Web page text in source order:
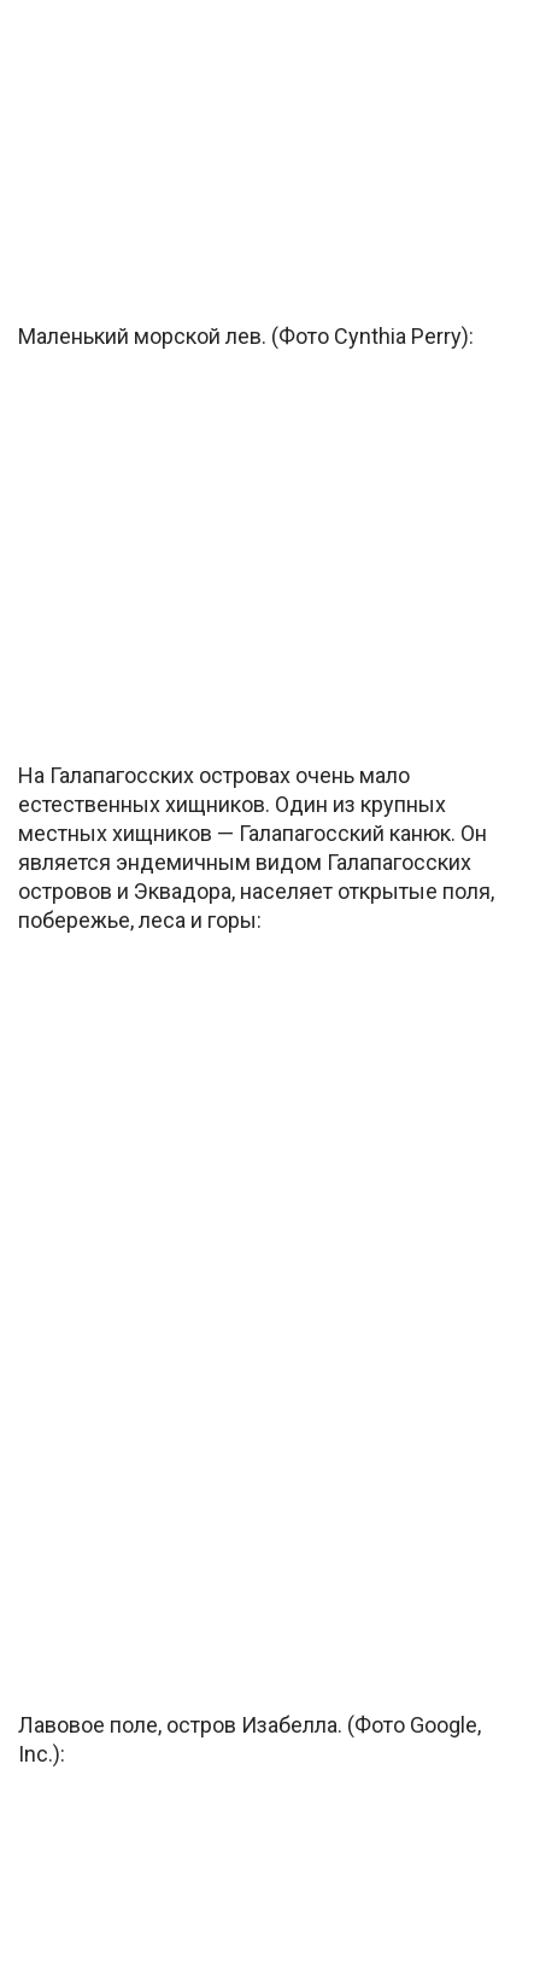
Маленький морской лев. (Фото Cynthia Perry):
На Галапагосских островах очень мало
естественных хищников. Один из крупных
местных хищников — Галапагосский канюк. Он
является эндемичным видом Галапагосских
островов и Эквадора, населяет открытые поля,
побережье, леса и горы:
Лавовое поле, остров Изабелла. (Фото Google,
Inc.):